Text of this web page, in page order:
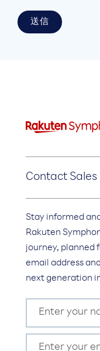
Contact Sales
Stay informed
Rakuten
journey, planned
email address
next generation